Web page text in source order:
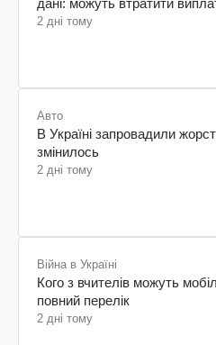
дані: можуть втратити
2 дні тому
Авто
В Україні запровадили
змінилось
2 дні тому
Війна в Україні
Кого з вчителів можуть
повний перелік
2 дні тому